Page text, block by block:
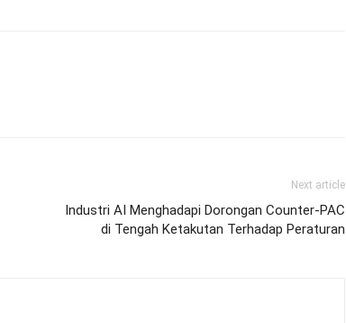
Next article
Industri AI Menghadapi Dorongan Counter-PAC
di Tengah Ketakutan Terhadap Peraturan